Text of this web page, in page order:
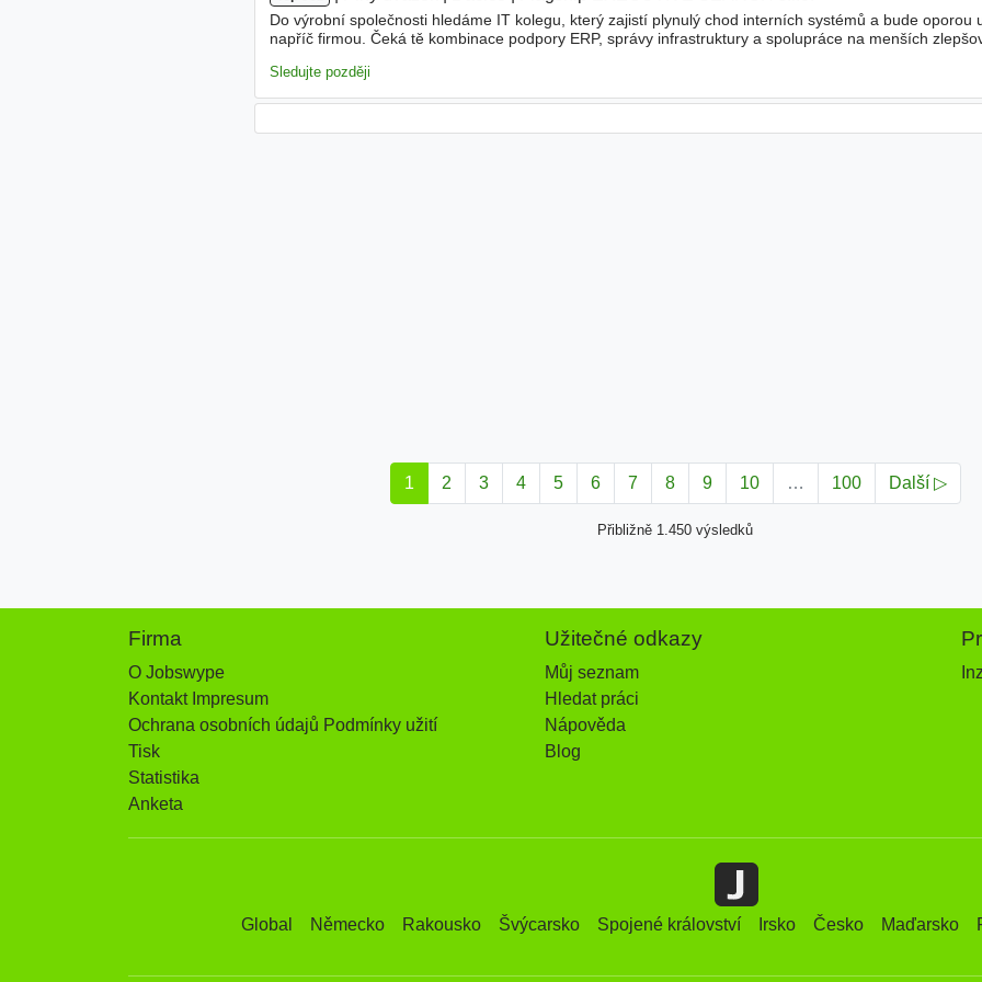
Do výrobní společnosti hledáme IT kolegu, který zajistí plynulý chod interních systémů a bude oporou
napříč firmou. Čeká tě kombinace podpory ERP, správy infrastruktury a spolupráce na menších
Sledujte později
1 2 3 4 5 6 7 8 9 10 … 100 Další ▷
Přibližně 1.450 výsledků
Firma
O Jobswype
Kontakt Impresum
Ochrana osobních údajů Podmínky užití
Tisk
Statistika
Anketa
Užitečné odkazy
Můj seznam
Hledat práci
Nápověda
Blog
Global Německo Rakousko Švýcarsko Spojené království Irsko Česko Maďarsko